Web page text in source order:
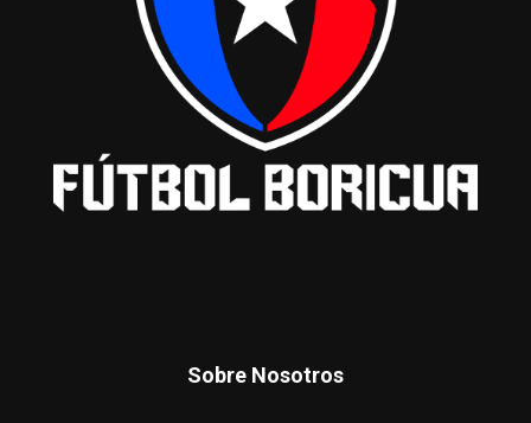
Sobre Nosotros